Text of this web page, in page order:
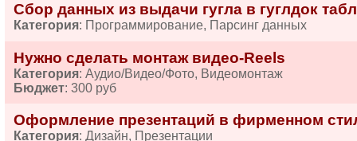
Сбор данных из выдачи гугла в гуглдок
Категория: Программирование, Парсинг данных
Нужно сделать монтаж видео-Reels
Категория: Аудио/Видео/Фото, Видеомонтаж
Бюджет: 300 руб
Оформление презентаций в фирменном
Категория: Дизайн, Презентации